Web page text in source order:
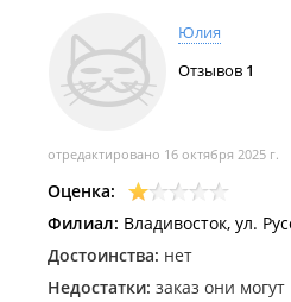
Юлия
Отзывов 1
отредактировано 16 октября 2025 г.
Оценка:
Филиал: Владивосток, ул.
Достоинства: нет
Недостатки: заказ они